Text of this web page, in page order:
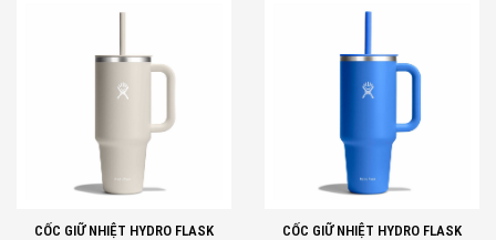
CỐC GIỮ NHIỆT HYDRO FLASK
CỐC GIỮ NHIỆT HYDRO FLASK